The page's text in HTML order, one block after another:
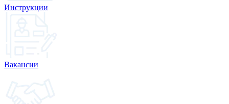
Инструкции
Вакансии